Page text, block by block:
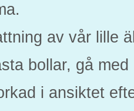
av vår lille
bollar, gå med
i ansiktet